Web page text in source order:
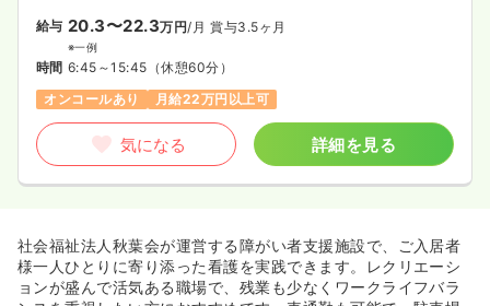
給与 20.3〜22.3万円/月 賞与3.5ヶ月
※一例
時間 6:45～15:45 （休憩60分）
オンコールあり
月給22万円以上可
気になる 詳細を見る
社会福祉法人秋葉会が運営する障がい者支援施設で、ご入居者
様一人ひとりに寄り添った看護を実践できます。レクリエーシ
ョンが盛んで活気ある職場で、残業も少なくワークライフバラ